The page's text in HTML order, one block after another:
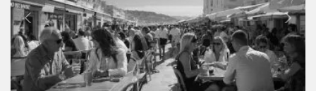
Précédent
Suivant